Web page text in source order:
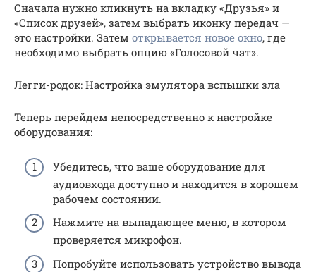
Сначала нужно кликнуть на вкладку «Друзья» и
«Список друзей», затем выбрать иконку передач —
это настройки. Затем открывается новое окно, где
необходимо выбрать опцию «Голосовой чат».
Легги-родок: Настройка эмулятора вспышки зла
Теперь перейдем непосредственно к настройке
оборудования:
Убедитесь, что ваше оборудование для
аудиовхода доступно и находится в хорошем
рабочем состоянии.
Нажмите на выпадающее меню, в котором
проверяется микрофон.
Попробуйте использовать устройство вывода